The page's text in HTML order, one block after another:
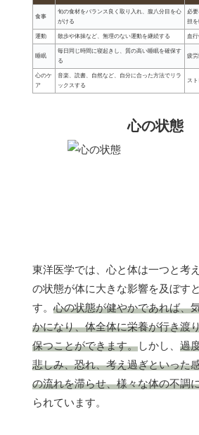
食事
旬の食材をバランス良く取り入れ、腹八分目を心
がける
必
担
運動 散歩や体操など、無理のない運動を継続する 血
睡眠
毎日同じ時間に寝起きし、質の高い睡眠を確保す
る
疲労
心のケ
ア
音楽、読書、自然など、自分に合った方法でリラ
ックスする
ス
心の状態
東洋医学では、心と体は一つと考
の状態が体に大きな影響を及ぼす
す。 心の状態が健やかであれば、
かになり、体全体に栄養が行き渡
保つことができます。しかし、 過
悲しみ、恐れ、考え過ぎといった
の流れを滞らせ、様々な体の不調
られています。